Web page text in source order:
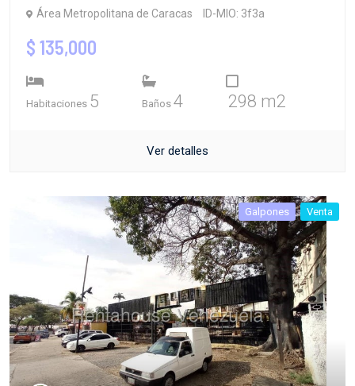
Área Metropolitana de Caracas ID-MIO: 3f3a
$ 135,000
Habitaciones 5 Baños 4 298 m2
Ver detalles
Galpones Venta